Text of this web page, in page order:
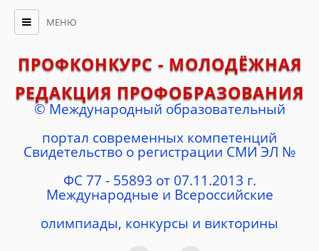
МЕНЮ
ПРОФКОНКУРС - МОЛОДЁЖНАЯ
РЕДАКЦИЯ ПРОФОБРАЗОВАНИЯ
© Международный образовательный
портал современных компетенций
Cвидетельство о регистрации СМИ ЭЛ №
ФС 77 - 55893 от 07.11.2013 г.
Международные и Всероссийские
олимпиады, конкурсы и викторины